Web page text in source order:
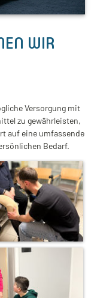
WIR
Versorgung mit
zu gewährleisten,
auf eine umfassende
Bedarf.